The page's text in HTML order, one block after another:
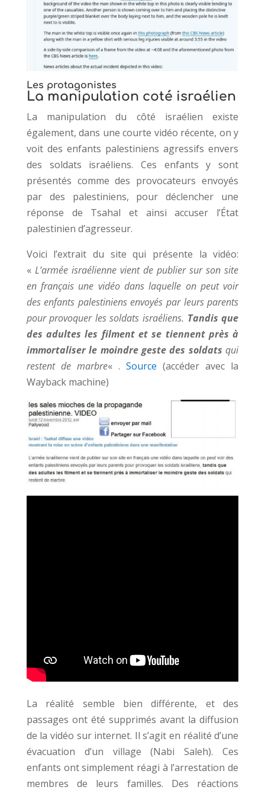
Les protagonistes
La manipulation coté israélien
La manipulation du côté israélien existe
également, dans une courte vidéo récente, on y
voit des enfants palestiniens agressifs envers
des soldats israéliens. Ces enfants y sont
présentés comme des provocateurs envoyés
par des palestiniens, pour déclencher une
réponse de Tsahal et ainsi accuser l’État
palestinien d’agresseur.
Voici l’extrait du site qui présente la vidéo:
« L’armée israélienne vient de publier sur son site
en français une vidéo dans laquelle on peut voir
des enfants palestiniens envoyés par leurs parents
pour provoquer les soldats israéliens. Tandis que
des adultes les filment et se tiennent près à
immortaliser le moindre geste des soldats qui
restent de marbre« .Source (accéder avec la
Wayback machine)
La réalité semble bien différente, et des
passages ont été supprimés avant la diffusion
de la vidéo sur internet. Il s’agit en réalité d’une
évacuation d’un village (Nabi Saleh). Ces
enfants ont simplement réagi à l’arrestation de
membres de leurs familles. Des réactions